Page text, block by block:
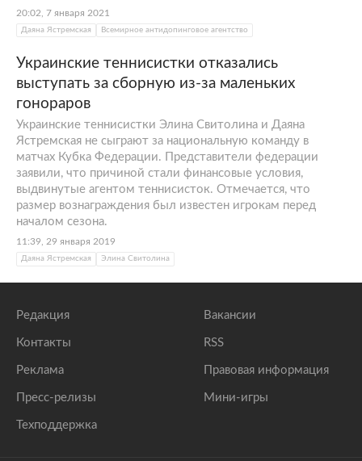
20:02, 7 января 2021
Даяна Ястремская Всемирное антидопинговое агентство
Украинские теннисистки отказались
выступать за сборную из-за маленьких
гонораров
Украинские теннисистки Элина Свитолина и Даяна
Ястремская не сыграют за национальную команду в
матчах Кубка Федерации. Представители федерации
заявили, что причиной стали финансовые условия,
выдвинутые агентом теннисисток. Отмечается, что
размер вознаграждения был известен игрокам перед
началом сезона.
11:39, 29 января 2019
Даяна Ястремская Элина Свитолина
Редакция
Контакты
Реклама
Пресс-релизы
Техподдержка
Вакансии
RSS
Правовая информация
Мини-игры